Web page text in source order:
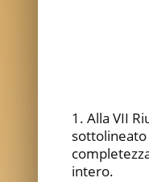
1. Alla VII
intero.